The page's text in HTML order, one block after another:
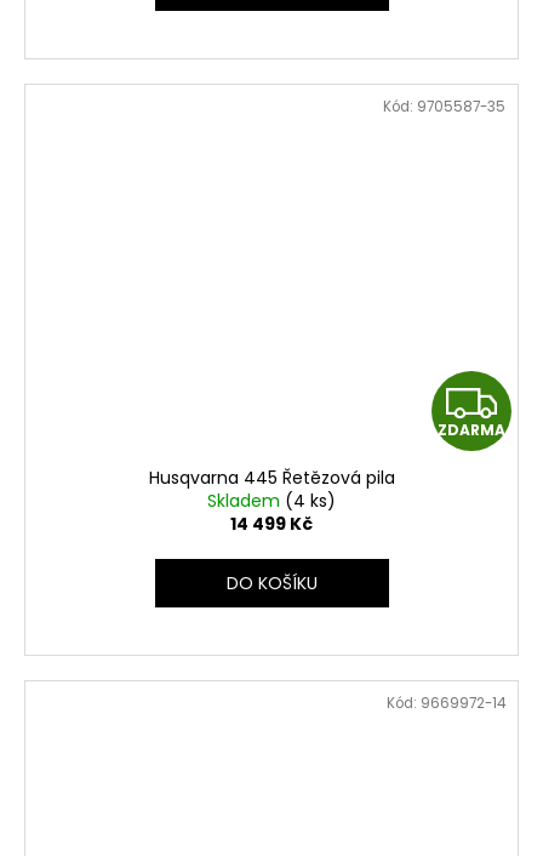
A
Z
D
A
ZDARMA
Husqvarna 445 Řetězová pila
Skladem (4 ks)
14 499 Kč
DO KOŠÍKU
Kód: 9705587-35
Kód: 9669972-14